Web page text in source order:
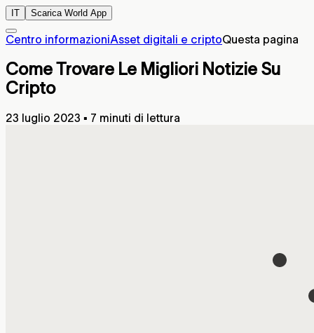
IT Scarica World App
Centro informazioniAsset digitali e criptoQuesta pagina
Come Trovare Le Migliori Notizie Su
Cripto
23 luglio 2023 ▪ 7 minuti di lettura